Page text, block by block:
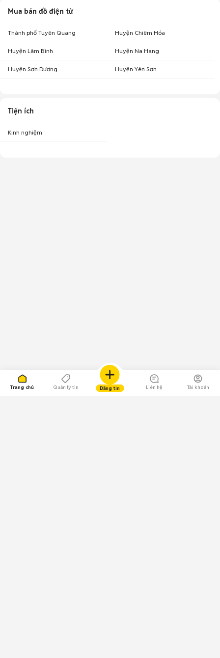
Trang chủ Quản lý tin Đăng tin Liên hệ Tài khoản
Mua bán đồ điện tử
Thành phố Tuyên Quang Huyện Chiêm Hóa
Huyện Lâm Bình Huyện Na Hang
Huyện Sơn Dương Huyện Yên Sơn
Tiện ích
Kinh nghiệm